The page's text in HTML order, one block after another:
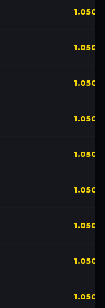
1.050
1.050
1.050
1.050
1.050
1.050
1.050
1.050
1.050